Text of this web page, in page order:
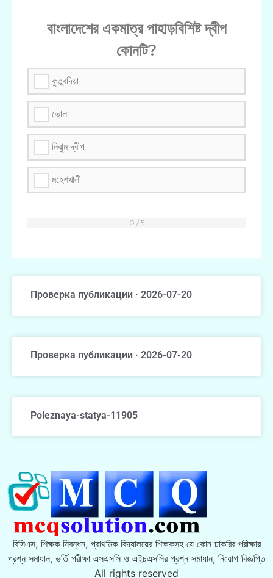
বাংলাদেশের একমাত্র পাহাড়বিশিষ্ট দ্বীপ
কোনটি?
কুতুবদিয়া
ভোলা
নিঝুম দ্বীপ
মহেশখালী
Проверка публикации · 2026-07-20
Проверка публикации · 2026-07-20
Poleznaya-statya-11905
বিসিএস, শিক্ষক নিবন্ধন, প্রাথমিক বিদ্যালয়ের শিক্ষকসহ যে কোন চাকরির পরীক্ষার
প্রশ্ন সমাধান, ভর্তি পরীক্ষা এসএসসি ও এইচএসসির প্রশ্ন সমাধান, নিয়োগ বিজ্ঞপ্তি
All rights reserved